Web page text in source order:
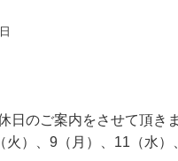
日のご案内をさせて頂きま
）、9（月）、11（水）